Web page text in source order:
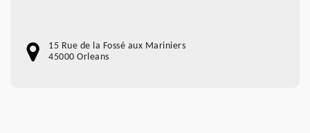
15 Rue de la Fossé aux Mariniers
45000 Orleans